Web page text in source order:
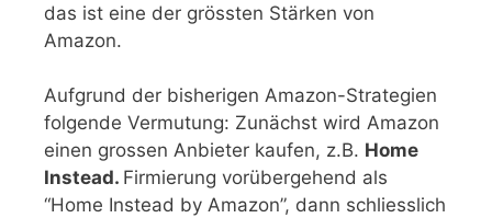
das ist eine der grössten Stärken von
Amazon.
Aufgrund der bisherigen Amazon-Strategien
folgende Vermutung: Zunächst wird Amazon
einen grossen Anbieter kaufen, z.B. Home
Instead. Firmierung vorübergehend als
“Home Instead by Amazon”, dann schliesslich